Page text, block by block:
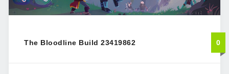
The Bloodline Build 23419862 0